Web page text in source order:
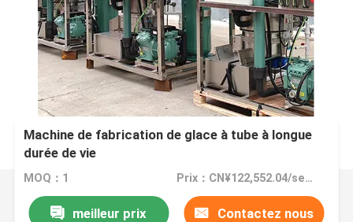
Machine de fabrication de glace à tube à longue
durée de vie
MOQ：1 Prix：CN¥122,552.04/sets 1-2 sets
meilleur prix Contactez nous